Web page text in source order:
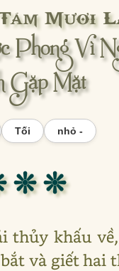
Mươi
Vì
Gặp Mặt
Tối nhỏ -
❊ ❊
thủy khấu
và giết hai